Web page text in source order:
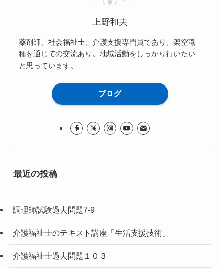
上野和夫
薬剤師、社会福祉士、介護支援専門員であり、架空職
種を通じての交流あり。地域活動をしっかり行いたい
と思っています。
ブログ
最近の投稿
調理師試験過去問題7-9
介護福祉士のテキスト講座「生活支援技術」
介護福祉士過去問題１０３